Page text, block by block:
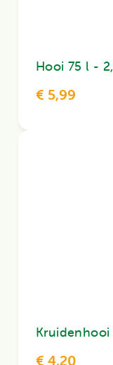
Hooi 75 l -
€ 5,99
€ 4,20